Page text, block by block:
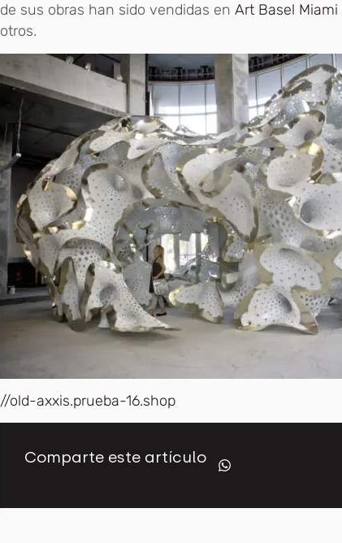
de sus obras han sido vendidas enArt Basel Miami
otros.
//old-axxis.prueba-16.shop
Comparte este artículo